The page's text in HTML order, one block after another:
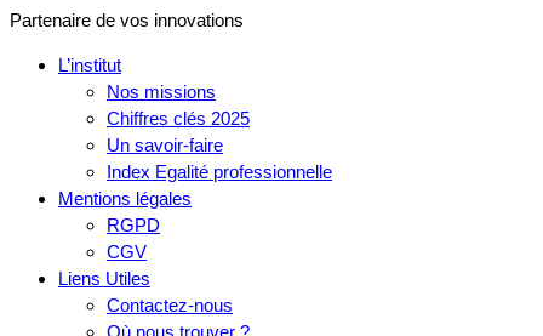
Partenaire de vos innovations
L’institut
Nos missions
Chiffres clés 2025
Un savoir-faire
Index Egalité professionnelle
Mentions légales
RGPD
CGV
Liens Utiles
Contactez-nous
Où nous trouver ?